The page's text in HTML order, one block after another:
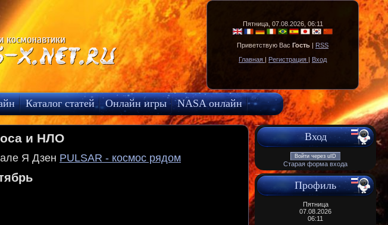
Пятница, 07.08.2026, 06:11
Приветствую Вас Гость | RSS
Главная | Регистрация | Вход
Каталог статей Онлайн игры
NASA онлайн
и НЛО
Я Дзен PULSAR - космос рядом
Вход
Войти через uID
Старая форма входа
Профиль
Пятница
07.08.2026
06:11